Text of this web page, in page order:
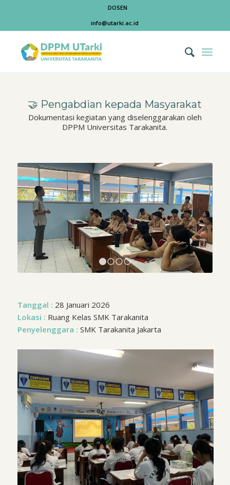
DOSEN
info@utarki.ac.id
🤝 Pengabdian kepada Masyarakat
Dokumentasi kegiatan yang diselenggarakan oleh
DPPM Universitas Tarakanita.
1 2 3 4
Tanggal : 28 Januari 2026
Lokasi : Ruang Kelas SMK Tarakanita
Penyelenggara : SMK Tarakanita Jakarta